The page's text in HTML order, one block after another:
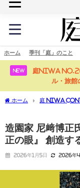
ホーム 季刊「庭」のこと
NEW
庭NIWA
ル・旅
ホーム 庭 NIWA
造園家 尼﨑博正
正の眼』 創造す
2026年1月5日 2026年4